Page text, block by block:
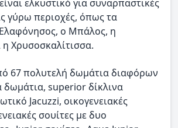
ελκυστικό για συναρπαστικές
γύρω περιοχές, όπως τα
ο Μπάλος, η
Χρυσοσκαλίτισσα.
67 πολυτελή δωμάτια διαφόρων
δωμάτια, superior δίκλινα
Jacuzzi, οικογενειακές
σουίτες με δυο